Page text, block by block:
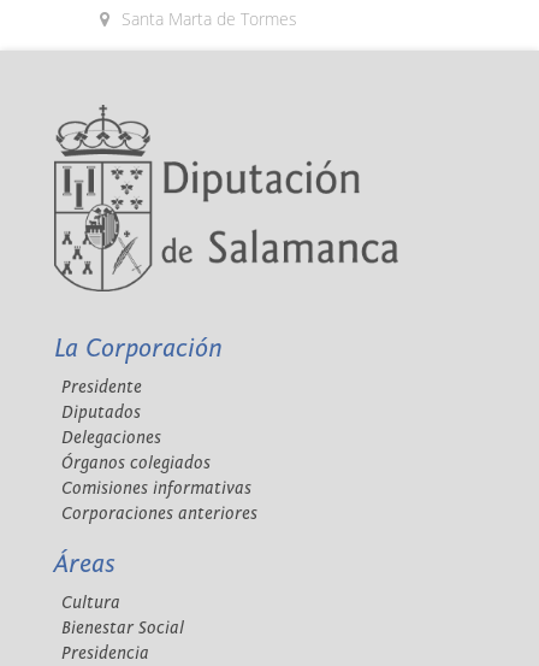
Santa Marta de Tormes
La Corporación
Presidente
Diputados
Delegaciones
Órganos colegiados
Comisiones informativas
Corporaciones anteriores
Áreas
Cultura
Bienestar Social
Presidencia